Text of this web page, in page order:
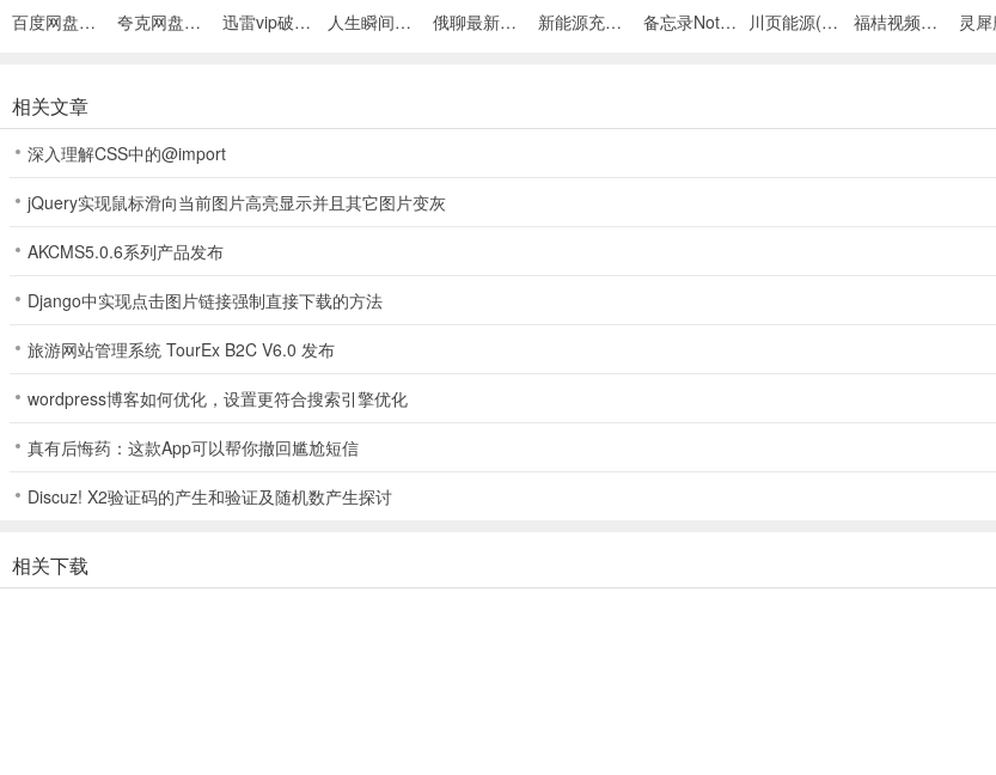
答：通过直观日历视图，能清晰排布出行日程，精准标注出行日期与行程**，轻松统筹旅途安排，从行程规划到时间管理一站式搞定。
答：可以一键记录每一处走过的风景，上传旅途照片留存打卡瞬间，把山川湖海人文盛景都收纳进专属相册。
问：使用好游旅游助手能带来什么出行体验？
答：能一站式打造专属出行规划，告别出行慌乱，让旅途规划清晰有序，轻松解锁无忧出行体验。
百度网盘绿色免安装Pc电脑版 夸克网盘官方正式版 迅雷vip破解版永久会员2024版 人生瞬间最新手机版 俄聊最新手机版 新能源充电桩查询(充电桩查询应用) 备忘录Note(多功能记事APP) 川页能源(电池管理应用) 福桔视频最新手机版
相关文章
深入理解CSS中的@import
jQuery实现鼠标滑向当前图片高亮显示并且其它图片变灰
AKCMS5.0.6系列产品发布
Django中实现点击图片链接强制直接下载的方法
旅游网站管理系统 TourEx B2C V6.0 发布
wordpress博客如何优化，设置更符合搜索引擎优化
真有后悔药：这款App可以帮你撤回尴尬短信
Discuz! X2验证码的产生和验证及随机数产生探讨
相关下载